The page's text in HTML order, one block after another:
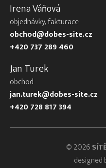
Irena Váňová
objednávky, fakturace
obchod@dobes-site.cz
+420 737 289 460
Jan Turek
obchod
jan.turek@dobes-site.cz
+420 728 817 394
© 2026
designed